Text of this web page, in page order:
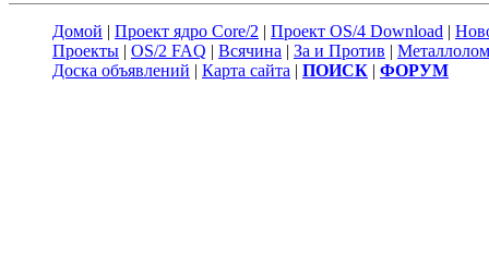
Домой | Проект ядро Core/2 | Проект OS/4 Download |
Проекты | OS/2 FAQ | Всячина | За и Против | Металлолом
Доска объявлений | Карта сайта | ПОИСК | ФОРУМ